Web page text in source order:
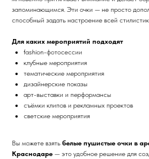
запоминающимся. Эти очки — не просто
способный задать настроение всей
Для каких мероприятий подходят
fashion-фотосессии
клубные мероприятия
тематические мероприятия
дизайнерские показы
арт-выставки и перформансы
съёмки клипов и рекламных проектов
светские мероприятия
Вы можете взять белые пушистые очки в
Краснодаре — это удобное решение для